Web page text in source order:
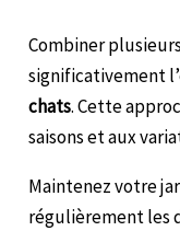
Combiner
significativement
chats. Cette
saisons et aux
Maintenez votre
régulièrement les